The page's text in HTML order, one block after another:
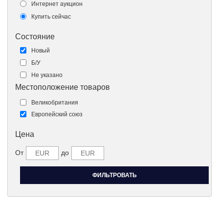
Интернет аукцион
Купить сейчас
Состояние
Новый
Б/У
Не указано
Местоположение товаров
Великобритания
Европейский союз
Цена
От до